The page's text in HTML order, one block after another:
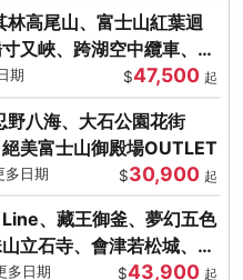
林高尾山、富士山紅葉迴
又峽、跨湖空中纜車、抹
期 $47,500 起
野八海、大石公園花街
美富士山御殿場OUTLET
日期 $30,900 起
、藏王御釜、夢幻五色
立石寺、會津若松城、燒
日期 $43,900 起